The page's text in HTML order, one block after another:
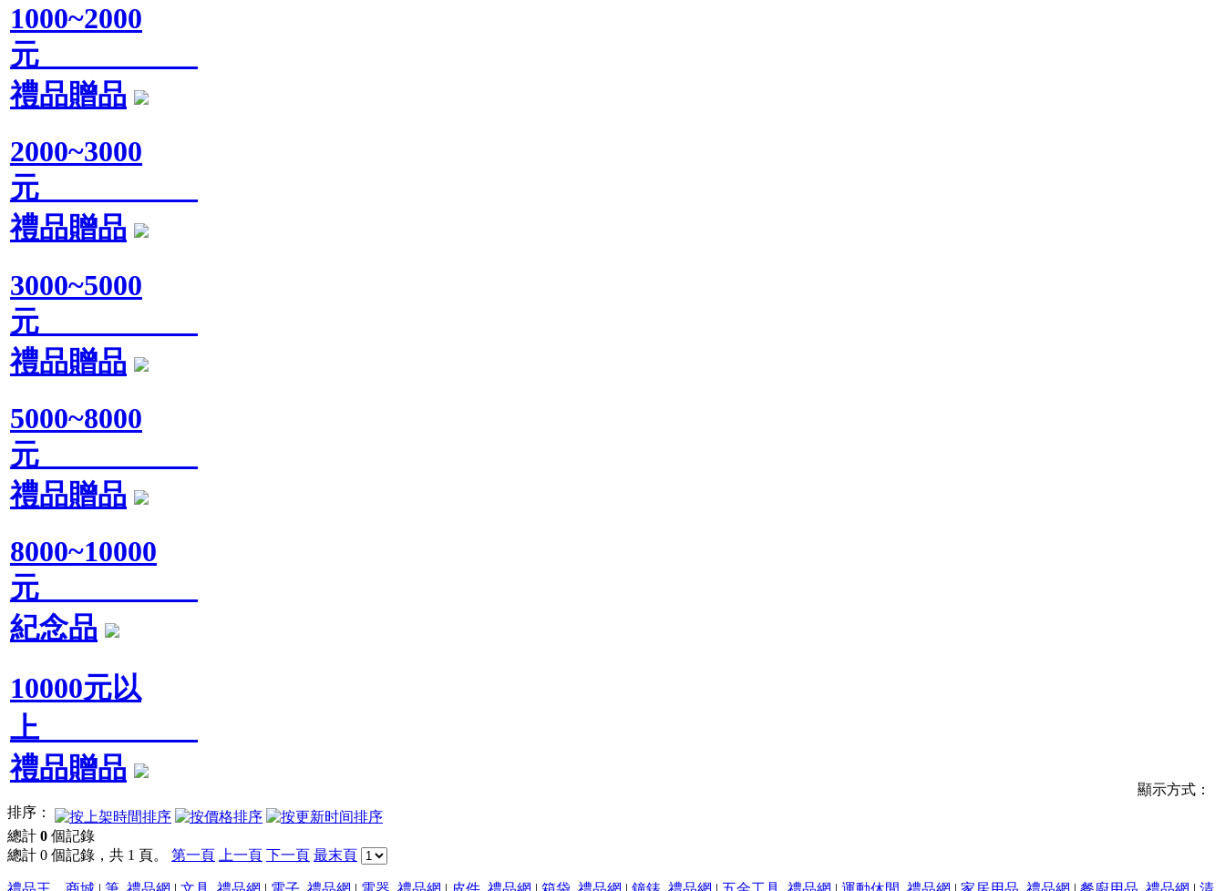
1000~2000
元
禮品贈品
2000~3000
元
禮品贈品
3000~5000
元
禮品贈品
5000~8000
元
禮品贈品
8000~10000
元
紀念品
10000元以
上
禮品贈品
排序：
顯示方式：
總計 0 個記錄
總計 0 個記錄，共 1 頁。 第一頁 上一頁 下一頁 最末頁